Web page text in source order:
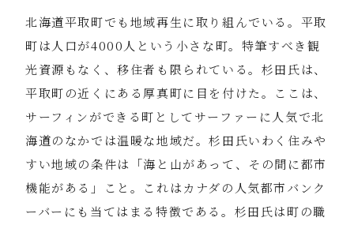
北海道平取町でも地域再生に取り組んでいる。平取
町は人口が4000人という小さな町。特筆すべき観
光資源もなく、移住者も限られている。杉田氏は、
平取町の近くにある厚真町に目を付けた。ここは、
サーフィンができる町としてサーファーに人気で北
海道のなかでは温暖な地域だ。杉田氏いわく住みや
すい地域の条件は「海と山があって、その間に都市
機能がある」こと。これはカナダの人気都市バンク
ーバーにも当てはまる特徴である。杉田氏は町の職